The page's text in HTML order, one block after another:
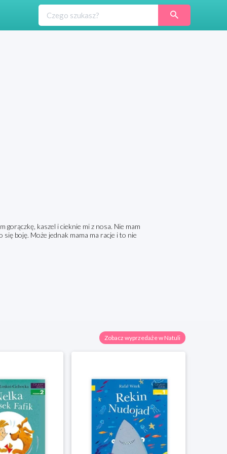
gorączkę, kaszel i cieknie mi z nosa. Nie mam
boję. Może jednak mama ma racje i to nie
Zobacz wyprzedaże w Natuli